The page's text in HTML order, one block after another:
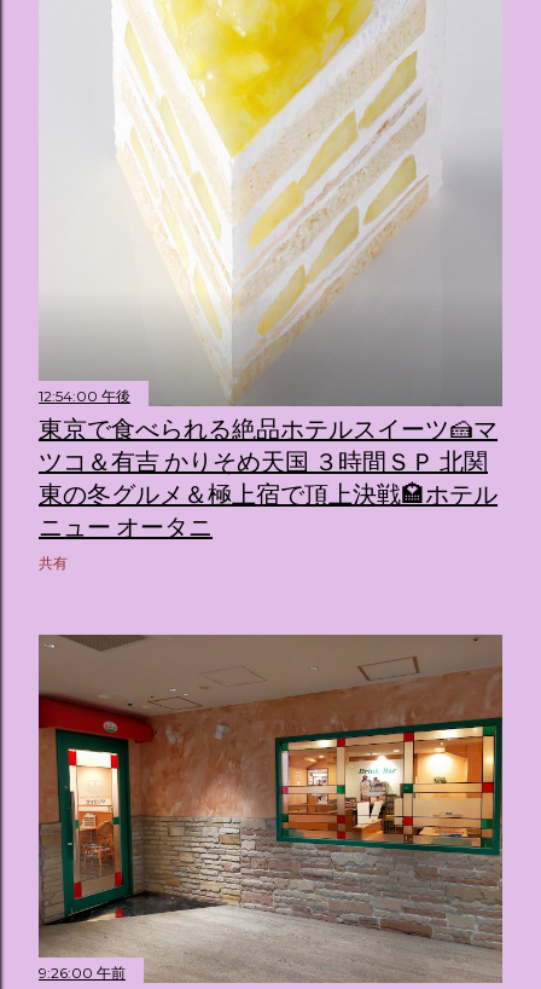
12:54:00 午後
東京で食べられる絶品ホテルスイーツ🍰マ
ツコ＆有吉 かりそめ天国 ３時間ＳＰ 北関
東の冬グルメ＆極上宿で頂上決戦🏩ホテル
ニュー オータニ
共有
9:26:00 午前